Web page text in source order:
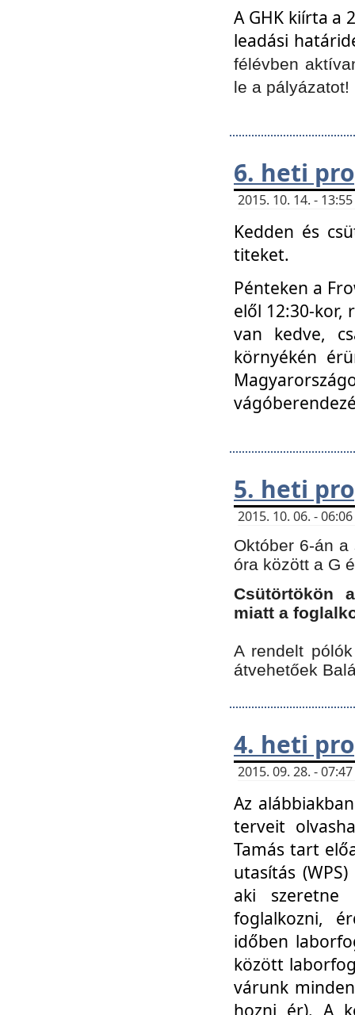
A GHK kiírta a
leadási
félévben
le a pályázatot!
6. heti
2015. 10. 14. -
Kedden és
titeket.
Pénteken a
elől 12:30-kor,
van kedve,
környékén
5. heti
2015. 10. 06. -
Október 6-án
óra között a G
Csütörtökön
miatt a
A rendelt
átvehetőek
4. heti
2015. 09. 28. -
Az
terveit
Tamás tart
utasítás
aki szeretne
foglalkozni,
időben
között
várunk
hozni ér). A